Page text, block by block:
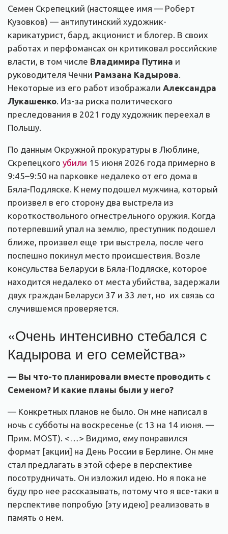
Семен Скрепецкий (настоящее имя — Роберт
Кузовков) — антипутинский художник-
карикатурист, бард, акционист и блогер. В своих
работах и перфомансах он критиковал российские
власти, в том числе Владимира Путина и
руководителя Чечни Рамзана Кадырова
Некоторые из его работ изображали Александра
Лукашенко . Из-за риска политического
преследования в 2021 году художник переехал в
Польшу.
По данным Окружной прокуратуры в Люблине,
Скрепецкого убили 15 июня 2026 года примерно в
9:45–9:50 на парковке недалеко от его дома в
Бяла-Подляске. К нему подошел мужчина, который
произвел в его сторону два выстрела из
короткоствольного огнестрельного оружия. Когда
потерпевший упал на землю, преступник подошел
ближе, произвел еще три выстрела, после чего
поспешно покинул место происшествия. Возле
консульства Беларуси в Бяла-Подляске, которое
находится недалеко от места убийства, задержали
двух граждан Беларуси 37 и 33 лет, но их связь со
случившемся проверяется.
«Очень интенсивно стебался с
Кадырова и его семейства»
— Вы что-то планировали вместе проводить с
Семеном? И какие планы были у него?
— Конкретных планов не было. Он мне написал в
ночь с субботы на воскресенье (с 13 на 14 июня. —
Прим. MOST). <…> Видимо, ему понравился
формат [акции] на День России в Берлине. Он мне
стал предлагать в этой сфере в перспективе
посотрудничать. Он изложил идею. Но я пока не
буду про нее рассказывать, потому что я все-таки в
перспективе попробую [эту идею] реализовать в
память о нем.